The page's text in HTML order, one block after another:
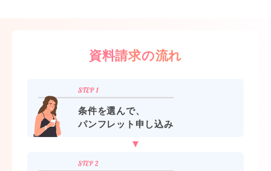
資料請求の流れ
条件を選んで、
パンフレット申し込み